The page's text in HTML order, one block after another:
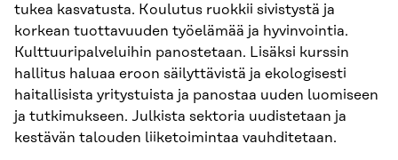
tukea kasvatusta. Koulutus ruokkii sivistystä ja
korkean tuottavuuden työelämää ja hyvinvointia.
Kulttuuripalveluihin panostetaan. Lisäksi kurssin
hallitus haluaa eroon säilyttävistä ja ekologisesti
haitallisista yritystuista ja panostaa uuden luomiseen
ja tutkimukseen. Julkista sektoria uudistetaan ja
kestävän talouden liiketoimintaa vauhditetaan.